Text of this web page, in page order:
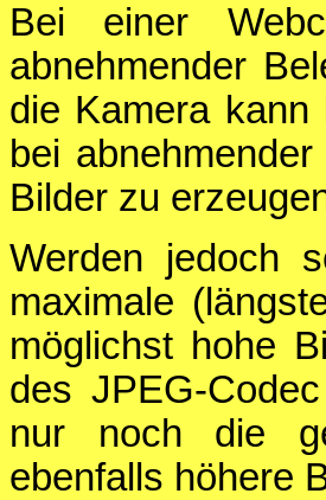
Bei einer
abnehmender
die Kamera kann
bei
Bilder zu
Werden jedoch
maximale
möglichst hohe
des JPEG-
nur noch die
ebenfalls höhere